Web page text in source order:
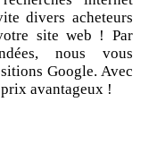
divers acheteurs
site web ! Par
nous vous
Google. Avec
avantageux !